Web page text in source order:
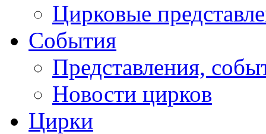
Цирковые
События
Представления,
Новости цирков
Цирки